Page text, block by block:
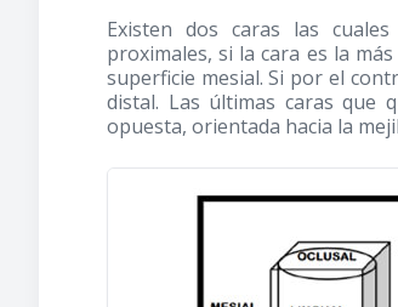
Existen dos caras las
proximales, si la cara es la
superficie mesial. Si por el
distal. Las últimas caras que
opuesta, orientada hacia la